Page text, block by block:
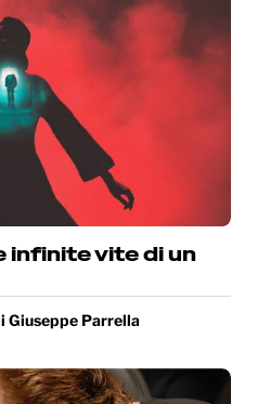
infinite vite di un
Giuseppe Parrella